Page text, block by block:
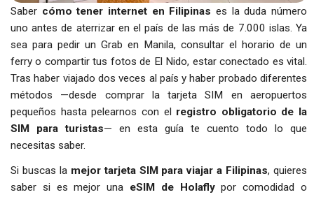
Saber cómo tener internet en Filipinas es la duda número
uno antes de aterrizar en el país de las más de 7.000 islas. Ya
sea para pedir un Grab en Manila, consultar el horario de un
ferry o compartir tus fotos de El Nido, estar conectado es vital.
Tras haber viajado dos veces al país y haber probado diferentes
métodos —desde comprar la tarjeta SIM en aeropuertos
pequeños hasta pelearnos con el registro obligatorio de la
SIM para turistas— en esta guía te cuento todo lo que
necesitas saber.
Si buscas la mejor tarjeta SIM para viajar a Filipinas, quieres
saber si es mejor una eSIM de Holaflypor comodidad o